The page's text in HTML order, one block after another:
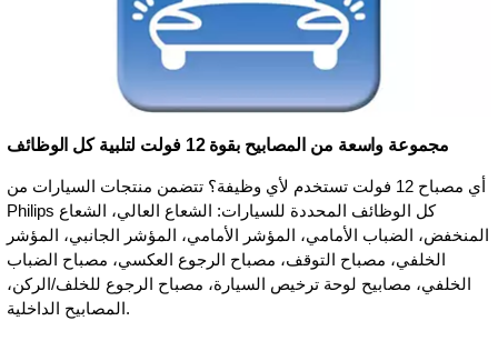
مجموعة واسعة من المصابيح بقوة 12 فولت لتلبية كل الوظائف
أي مصباح 12 فولت تستخدم لأي وظيفة؟ تتضمن منتجات السيارات من
Philips كل الوظائف المحددة للسيارات: الشعاع العالي، الشعاع
المنخفض، الضباب الأمامي، المؤشر الأمامي، المؤشر الجانبي، المؤشر
الخلفي، مصباح التوقف، مصباح الرجوع العكسي، مصباح الضباب
الخلفي، مصابيح لوحة ترخيص السيارة، مصباح الرجوع للخلف/الركن،
المصابيح الداخلية.